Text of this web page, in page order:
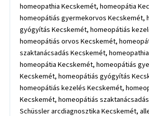
homeopathia Kecskemét, homeopátia
homeopátiás gyermekorvos Kecskemét,
gyógyítás Kecskemét, homeopátiás
homeopátiás orvos Kecskemét,
szaktanácsadás Kecskemét,
homeopátia Kecskemét, homeopátiás
Kecskemét, homeopátiás gyógyítás
homeopátiás kezelés Kecskemét,
Kecskemét, homeopátiás
Schüssler arcdiagnosztika Kecskemét,